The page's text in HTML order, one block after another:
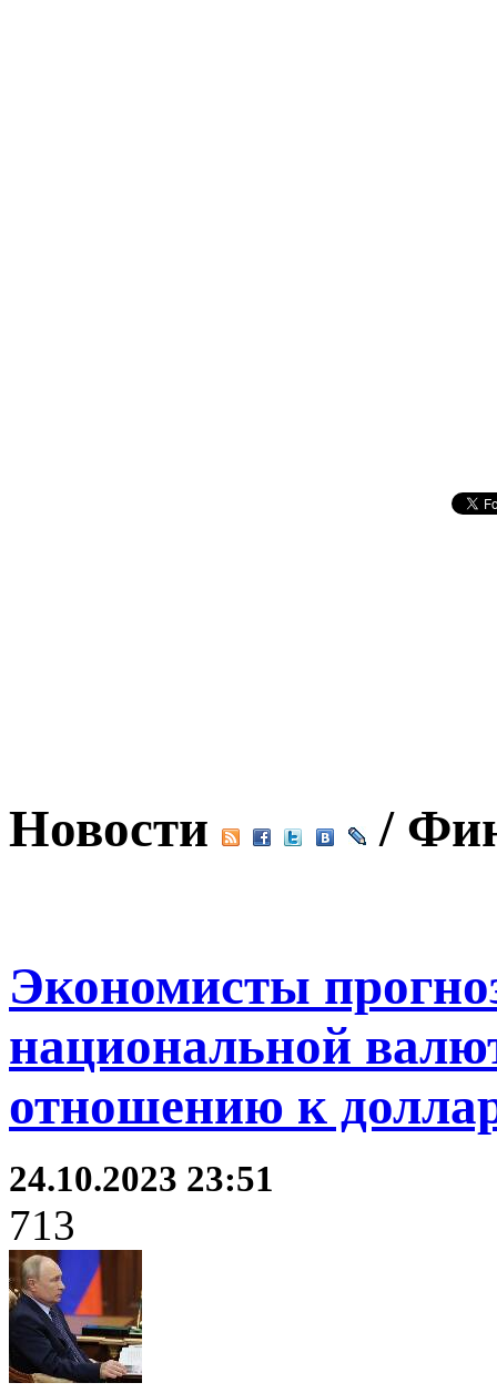
Новости /
Экономисты
национальной
отношению к
24.10.2023 23:51
713